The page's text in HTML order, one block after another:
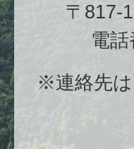
〒817-
電
※連絡先